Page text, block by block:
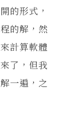
的形式，
的解，然
計算軟體
了，但我
一遍，之